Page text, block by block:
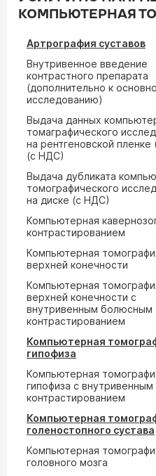
КОМПЬЮТЕРНАЯ
Артрография суставов
Внутривенное введение
контрастного препарата
(дополнительно к
исследованию)
Выдача данных
томаграфического
на рентгеновской пленке
(с НДС)
Выдача дубликата
томографического
на диске (с НДС)
Компьютерная
контрастированием
Компьютерная
верхней конечности
Компьютерная
верхней конечности с
внутривенным болюсным
контрастированием
Компьютерная
гипофиза
Компьютерная
гипофиза с внутривенным
контрастированием
Компьютерная
голеностопного сустава
Компьютерная
головного мозга